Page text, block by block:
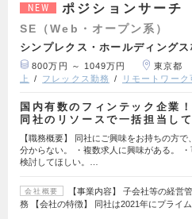
NEW ポジションサーチ
SE（Web・オープン系）
シンプレクス・ホールディングス
800万円 ～ 1049万円 東京都
上
フレックス勤務 リモートワーク
国内有数のフィンテック企業
同社のリソースで一括担当して
【職務概要】 同社にご興味をお持ちの方で
分からない。 ・複数求人に興味がある。 ・
検討してほしい。…
会社概要
【事業内容】 子会社等の経営
務 【会社の特徴】 同社は2021年にプライ